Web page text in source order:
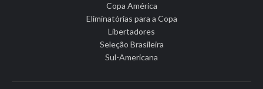
Copa América
Eliminatórias para a Copa
Libertadores
Seleção Brasileira
Sul-Americana